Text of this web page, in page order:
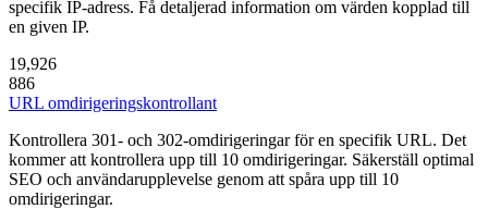
specifik IP-adress. Få detaljerad information om värden kopplad till
en given IP.
19,926
886
URL omdirigeringskontrollant
Kontrollera 301- och 302-omdirigeringar för en specifik URL. Det
kommer att kontrollera upp till 10 omdirigeringar. Säkerställ optimal
SEO och användarupplevelse genom att spåra upp till 10
omdirigeringar.